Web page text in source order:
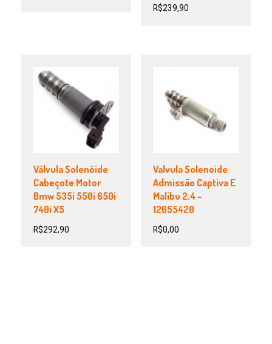
R$239,90
Válvula Solenóide
Cabeçote Motor
Bmw 535i 550i 650i
740i X5
R$292,90
Valvula Solenoide
Admissão Captiva E
Malibu 2.4 –
12655420
R$0,00